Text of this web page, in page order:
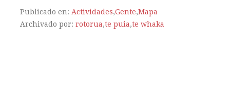
Publicado en: Actividades,Gente,Mapa
Archivado por: rotorua,te puia,te whaka